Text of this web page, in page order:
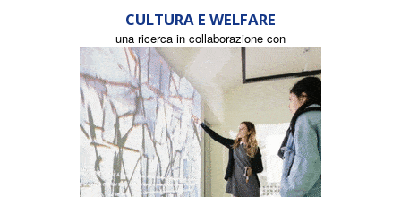
CULTURA E WELFARE
una ricerca in collaborazione con